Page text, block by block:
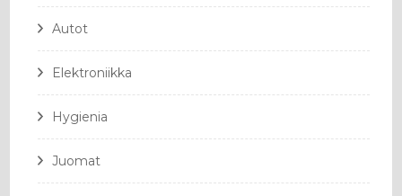
Autot
Elektroniikka
Hygienia
Juomat